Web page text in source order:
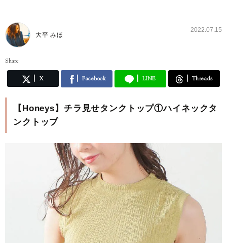
大平 みほ
2022.07.15
Share
X Facebook LINE Threads
【Honeys】チラ見せタンクトップ①ハイネックタ
ンクトップ